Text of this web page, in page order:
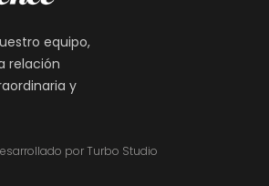
equipo,
relación
y
por Turbo Studio